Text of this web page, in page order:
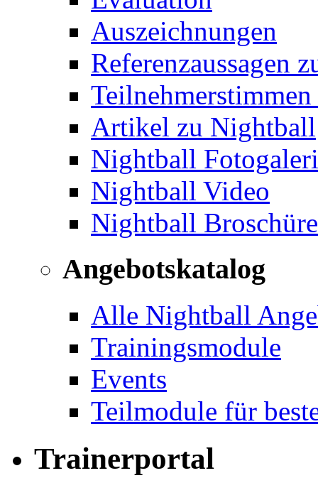
Auszeichnungen
Referenzaussagen
Artikel zu Nightball
Nightball
Nightball Video
Nightball
Angebotskatalog
Alle Nightball
Trainingsmodule
Events
Teilmodule für
Trainerportal